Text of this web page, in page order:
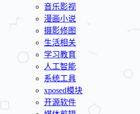
音乐影视
漫画小说
摄影修图
生活相关
学习教育
人工智能
系统工具
xposed模块
开源软件